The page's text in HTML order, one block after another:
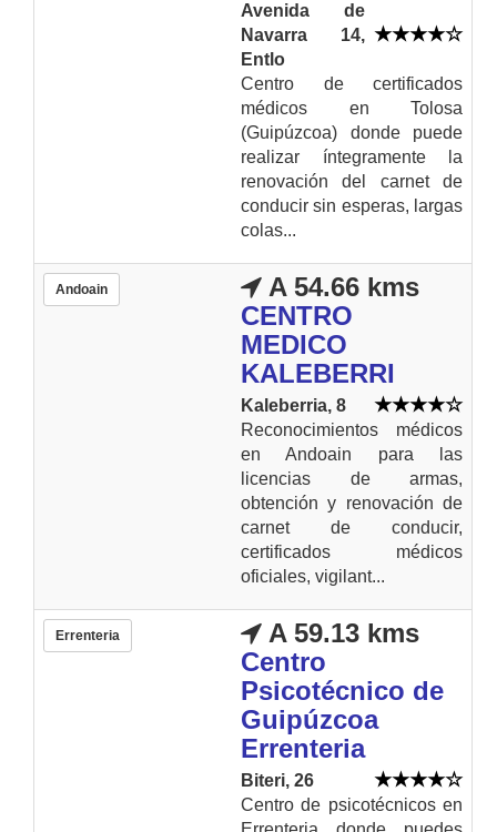
Avenida de
Navarra 14,
Entlo
Centro de certificados
médicos en Tolosa
(Guipúzcoa) donde puede
realizar íntegramente la
renovación del carnet de
conducir sin esperas, largas
colas...
Andoain
A 54.66 kms
CENTRO
MEDICO
KALEBERRI
Kaleberria, 8
Reconocimientos médicos
en Andoain para las
licencias de armas,
obtención y renovación de
carnet de conducir,
certificados médicos
oficiales, vigilant...
Errenteria
A 59.13 kms
Centro
Psicotécnico de
Guipúzcoa
Errenteria
Biteri, 26
Centro de psicotécnicos en